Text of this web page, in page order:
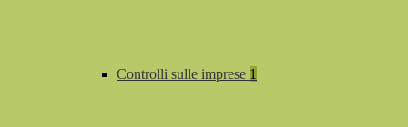
Controlli sulle imprese 1